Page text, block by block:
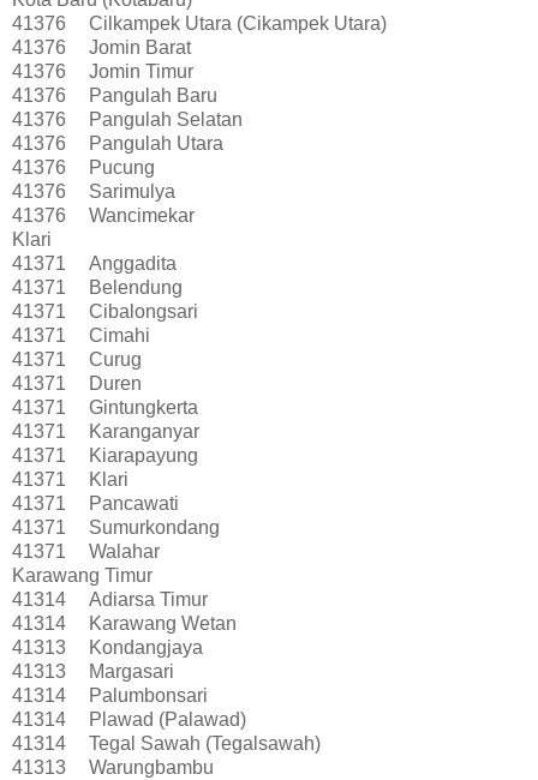
41376
Cilkampek Utara (Cikampek Utara)
41376
Jomin Barat
41376
Jomin Timur
41376
Pangulah Baru
41376
Pangulah Selatan
41376
Pangulah Utara
41376
Pucung
41376
Sarimulya
41376
Wancimekar
Klari
41371
Anggadita
41371
Belendung
41371
Cibalongsari
41371
Cimahi
41371
Curug
41371
Duren
41371
Gintungkerta
41371
Karanganyar
41371
Kiarapayung
41371
Klari
41371
Pancawati
41371
Sumurkondang
41371
Walahar
Karawang Timur
41314
Adiarsa Timur
41314
Karawang Wetan
41313
Kondangjaya
41313
Margasari
41314
Palumbonsari
41314
Plawad (Palawad)
41314
Tegal Sawah (Tegalsawah)
41313
Warungbambu